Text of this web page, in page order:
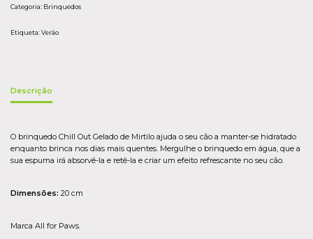
Categoria: Brinquedos
Etiqueta:Verão
Descrição
O brinquedo Chill Out Gelado de Mirtilo ajuda o seu cão a manter-se hidratado
enquanto brinca nos dias mais quentes. Mergulhe o brinquedo em água, que a
sua espuma irá absorvê-la e retê-la e criar um efeito refrescante no seu cão.
Dimensões: 20 cm
Marca All for Paws.